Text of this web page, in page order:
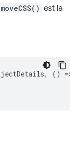
est la
, () =>